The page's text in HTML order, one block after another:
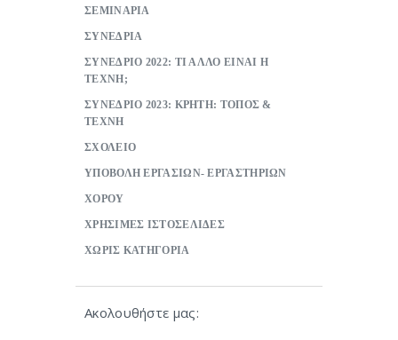
ΣΕΜΙΝΑΡΙΑ
ΣΥΝΕΔΡΙΑ
ΣΥΝΕΔΡΙΟ 2022: ΤΙ ΑΛΛΟ ΕΙΝΑΙ Η
ΤΕΧΝΗ;
ΣΥΝΕΔΡΙΟ 2023: ΚΡΗΤΗ: ΤΟΠΟΣ &
ΤΕΧΝΗ
ΣΧΟΛΕΙΟ
ΥΠΟΒΟΛΗ ΕΡΓΑΣΙΩΝ- ΕΡΓΑΣΤΗΡΙΩΝ
ΧΟΡΟΥ
ΧΡΗΣΙΜΕΣ ΙΣΤΟΣΕΛΙΔΕΣ
ΧΩΡΙΣ ΚΑΤΗΓΟΡΙΑ
Ακολουθήστε μας: